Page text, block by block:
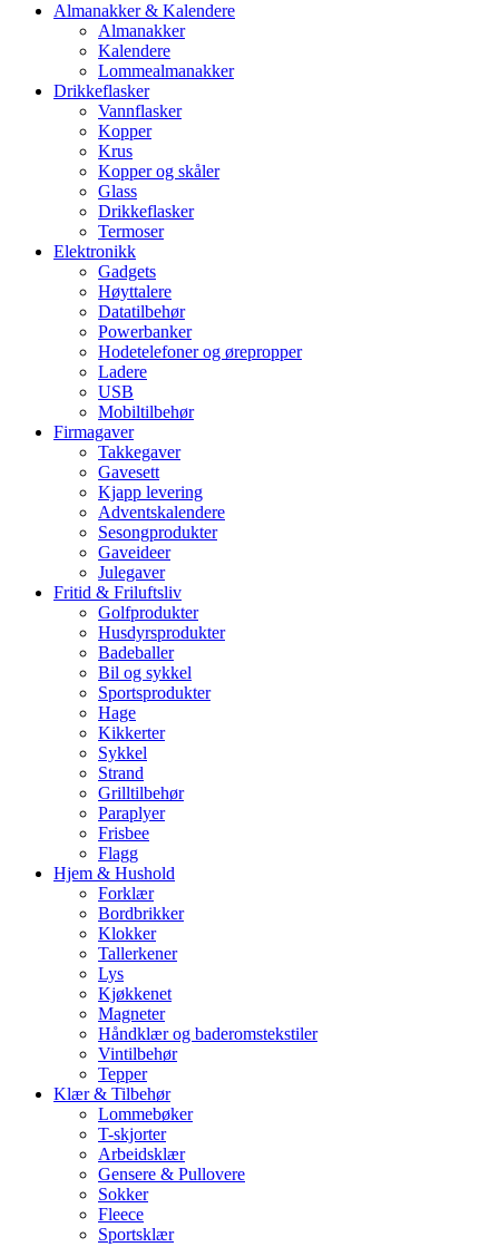
Almanakker & Kalendere
Almanakker
Kalendere
Lommealmanakker
Drikkeflasker
Vannflasker
Kopper
Krus
Kopper og skåler
Glass
Drikkeflasker
Termoser
Elektronikk
Gadgets
Høyttalere
Datatilbehør
Powerbanker
Hodetelefoner og ørepropper
Ladere
USB
Mobiltilbehør
Firmagaver
Takkegaver
Gavesett
Kjapp levering
Adventskalendere
Sesongprodukter
Gaveideer
Julegaver
Fritid & Friluftsliv
Golfprodukter
Husdyrsprodukter
Badeballer
Bil og sykkel
Sportsprodukter
Hage
Kikkerter
Sykkel
Strand
Grilltilbehør
Paraplyer
Frisbee
Flagg
Hjem & Hushold
Forklær
Bordbrikker
Klokker
Tallerkener
Lys
Kjøkkenet
Magneter
Håndklær og baderomstekstiler
Vintilbehør
Tepper
Klær & Tilbehør
Lommebøker
T-skjorter
Arbeidsklær
Gensere & Pullovere
Sokker
Fleece
Sportsklær